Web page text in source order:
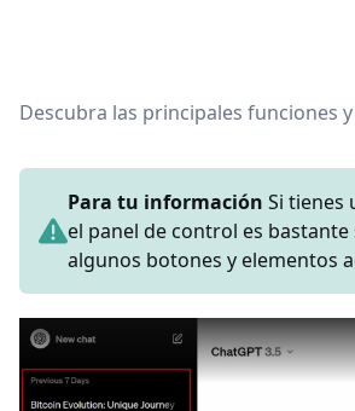
Descubra las principales funciones
Para tu información Si tienes
el panel de control es bastante
algunos botones y elementos